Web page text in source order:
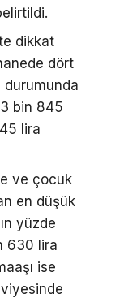
dikkat
dört
durumunda
bin 845
lira
ve çocuk
en düşük
yüzde
630 lira
ise